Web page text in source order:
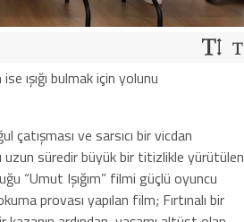
ışığı bulmak için yolunu
ve sarsıcı bir vicdan
uzun süredir büyük bir titizlikle yürütülen
“Umut Işığım” filmi güçlü oyuncu
provası yapılan film; Fırtınalı bir